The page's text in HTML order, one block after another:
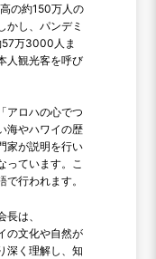
の約150万人の
かし、パンデミ
万3000人ま
人観光客を呼び
アロハの心でつ
海やハワイの歴
家が説明を行い
っています。こ
行われます。
は、
の文化や自然が
深く理解し、知